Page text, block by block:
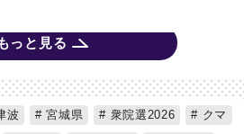
っと見る
波 宮城県 衆院選2026
クマ